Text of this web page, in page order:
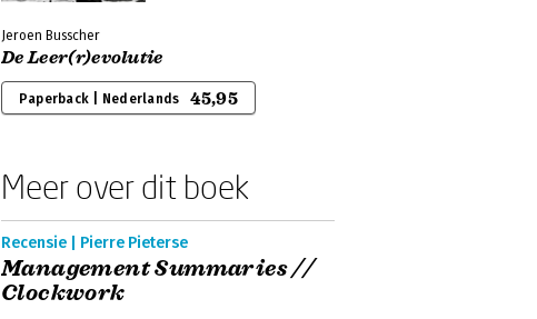
Jeroen Busscher
De Leer(r)evolutie
Paperback | Nederlands 45,95
Meer over dit boek
Recensie | Pierre Pieterse
Management Summaries //
Clockwork